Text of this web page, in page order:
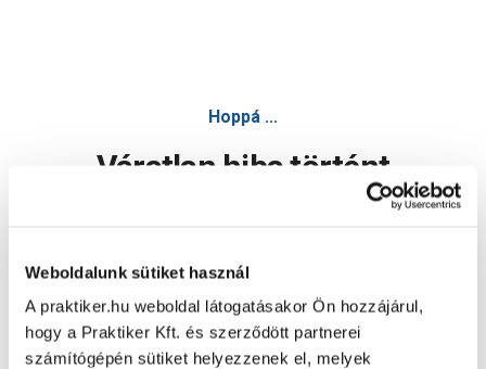
Weboldalunk sütiket használ
A praktiker.hu weboldal látogatásakor Ön hozzájárul,
hogy a Praktiker Kft. és szerződött partnerei
számítógépén sütiket helyezzenek el, melyek
Hoppá ...
Váratlan hiba történt
Oldal újratöltése